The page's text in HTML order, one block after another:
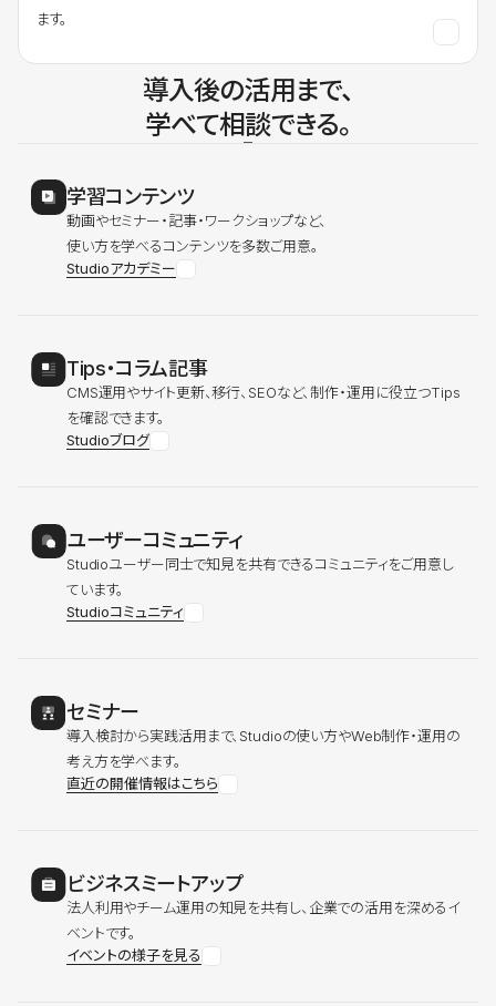
ます。
導入後の活用まで、
学べて相談できる。
学習コンテンツ
動画やセミナー・記事・ワークショップなど、
使い方を学べるコンテンツを多数ご用意。
Studioアカデミー
Tips・コラム記事
CMS運用やサイト更新、移行、SEOなど、制作・運用に役立つTips
を確認できます。
Studioブログ
ユーザーコミュニティ
Studioユーザー同士で知見を共有できるコミュニティをご用意し
ています。
Studioコミュニティ
セミナー
導入検討から実践活用まで、Studioの使い方やWeb制作・運用の
考え方を学べます。
直近の開催情報はこちら
ビジネスミートアップ
法人利用やチーム運用の知見を共有し、企業での活用を深めるイ
ベントです。
イベントの様子を見る